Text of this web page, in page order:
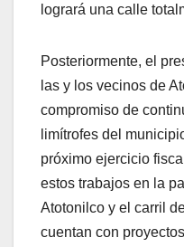
logrará una calle
Posteriormente, el
las y los vecinos de
compromiso de
limítrofes del
próximo ejercicio
estos trabajos en la
Atotonilco y el carril
cuentan con